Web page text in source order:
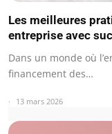
Les meilleures
entreprise avec
Dans un monde où
financement des…
13 mars 2026